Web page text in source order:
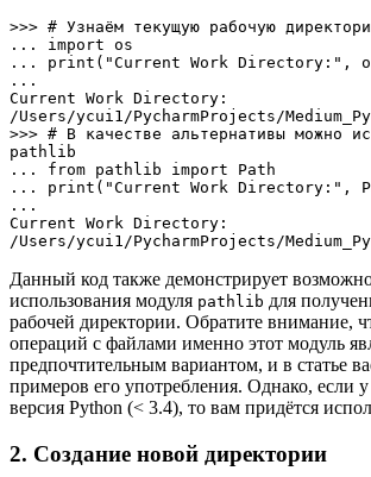
>>> # Узнаём текущую рабочую
... import os
... print("Current Work Directory:",
...
Current Work Directory:
/Users/ycui1/PycharmProjects/
>>> # В качестве альтернативы можно
pathlib
... from pathlib import Path
... print("Current Work Directory:",
...
Current Work Directory:
/Users/ycui1/PycharmProjects/
Данный код также демонстрирует
использования модуля pathlib для
рабочей директории. Обратите внимание,
операций с файлами именно этот модуль
предпочтительным вариантом, и в статье
примеров его употребления. Однако, если у
версия Python (< 3.4), то вам придётся
2. Создание новой директории